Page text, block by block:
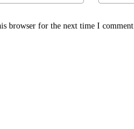
browser for the next time I comment.